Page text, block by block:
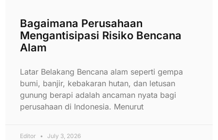
Bagaimana Perusahaan
Mengantisipasi Risiko Bencana
Alam
Latar Belakang Bencana alam seperti gempa
bumi, banjir, kebakaran hutan, dan letusan
gunung berapi adalah ancaman nyata bagi
perusahaan di Indonesia. Menurut
Editor July 3, 2026